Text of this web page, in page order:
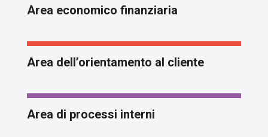
Area economico finanziaria
Area dell’orientamento al cliente
Area di processi interni